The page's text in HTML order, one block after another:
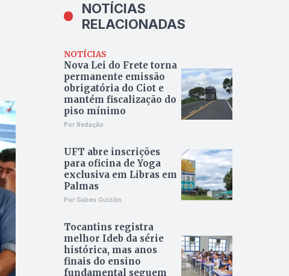
NOTÍCIAS
RELACIONADAS
NOTÍCIAS
Nova Lei do Frete torna
permanente emissão
obrigatória do Ciot e
mantém fiscalização do
piso mínimo
Por Redação
UFT abre inscrições
para oficina de Yoga
exclusiva em Libras em
Palmas
Por Gabes Guizilin
Tocantins registra
melhor Ideb da série
histórica, mas anos
finais do ensino
fundamental seguem